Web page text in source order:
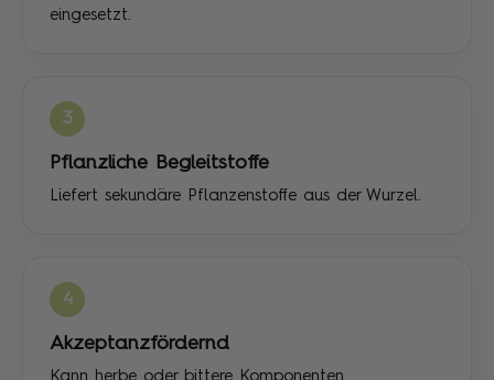
eingesetzt.
3
Pflanzliche Begleitstoffe
Liefert sekundäre Pflanzenstoffe aus der Wurzel.
4
Akzeptanzfördernd